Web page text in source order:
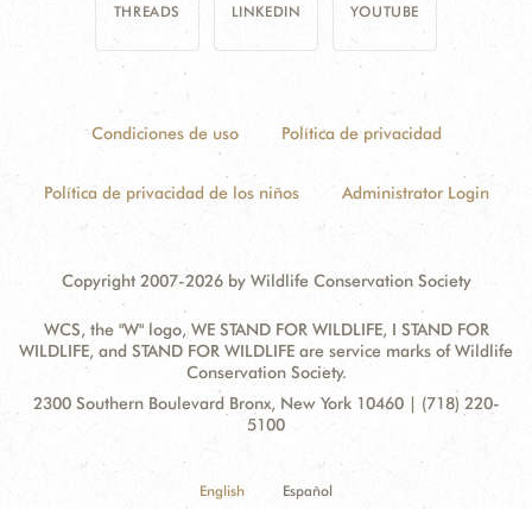
THREADS LINKEDIN YOUTUBE
Condiciones de uso Política de privacidad
Política de privacidad de los niños Administrator Login
Copyright 2007-2026 by Wildlife Conservation Society
WCS, the "W" logo, WE STAND FOR WILDLIFE, I STAND FOR
WILDLIFE, and STAND FOR WILDLIFE are service marks of Wildlife
Conservation Society.
Contact
Address:
2300 Southern Boulevard Bronx, New York 10460 | (718) 220-
5100
English Español